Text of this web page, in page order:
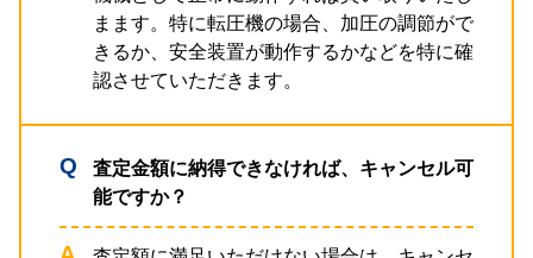
まます。特に転圧機の場合、加圧の調節がで
きるか、安全装置が動作するかなどを特に確
認させていただきます。
査定金額に納得できなければ、キャンセル可
能ですか？